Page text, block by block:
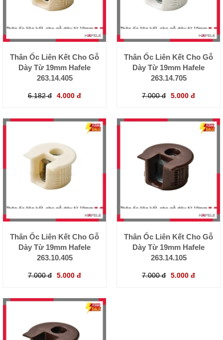
Thân Ốc Liên Kết Cho Gỗ
Dày Từ 19mm Hafele
263.14.405
6.182 đ 4.000 đ
Thân Ốc Liên Kết Cho Gỗ
Dày Từ 19mm Hafele
263.14.705
7.000 đ 5.000 đ
Thân Ốc Liên Kết Cho Gỗ
Dày Từ 19mm Hafele
263.10.405
7.000 đ 5.000 đ
Thân Ốc Liên Kết Cho Gỗ
Dày Từ 19mm Hafele
263.14.105
7.000 đ 5.000 đ